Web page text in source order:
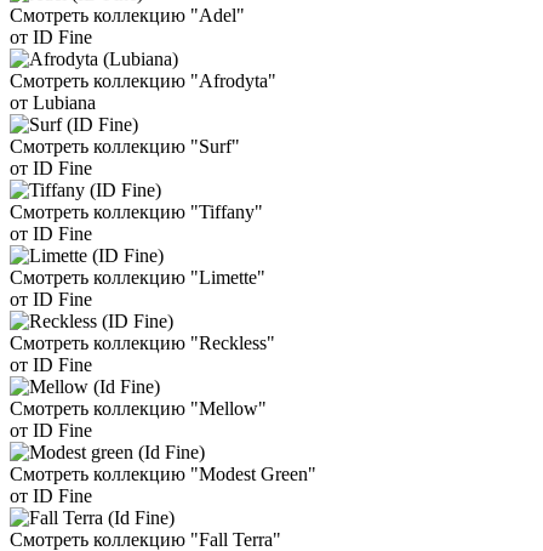
Смотреть коллекцию "Adel"
от ID Fine
Смотреть коллекцию "Afrodyta"
от Lubiana
Смотреть коллекцию "Surf"
от ID Fine
Смотреть коллекцию "Tiffany"
от ID Fine
Смотреть коллекцию "Limette"
от ID Fine
Смотреть коллекцию "Reckless"
от ID Fine
Смотреть коллекцию "Mellow"
от ID Fine
Смотреть коллекцию "Modest Green"
от ID Fine
Смотреть коллекцию "Fall Terra"